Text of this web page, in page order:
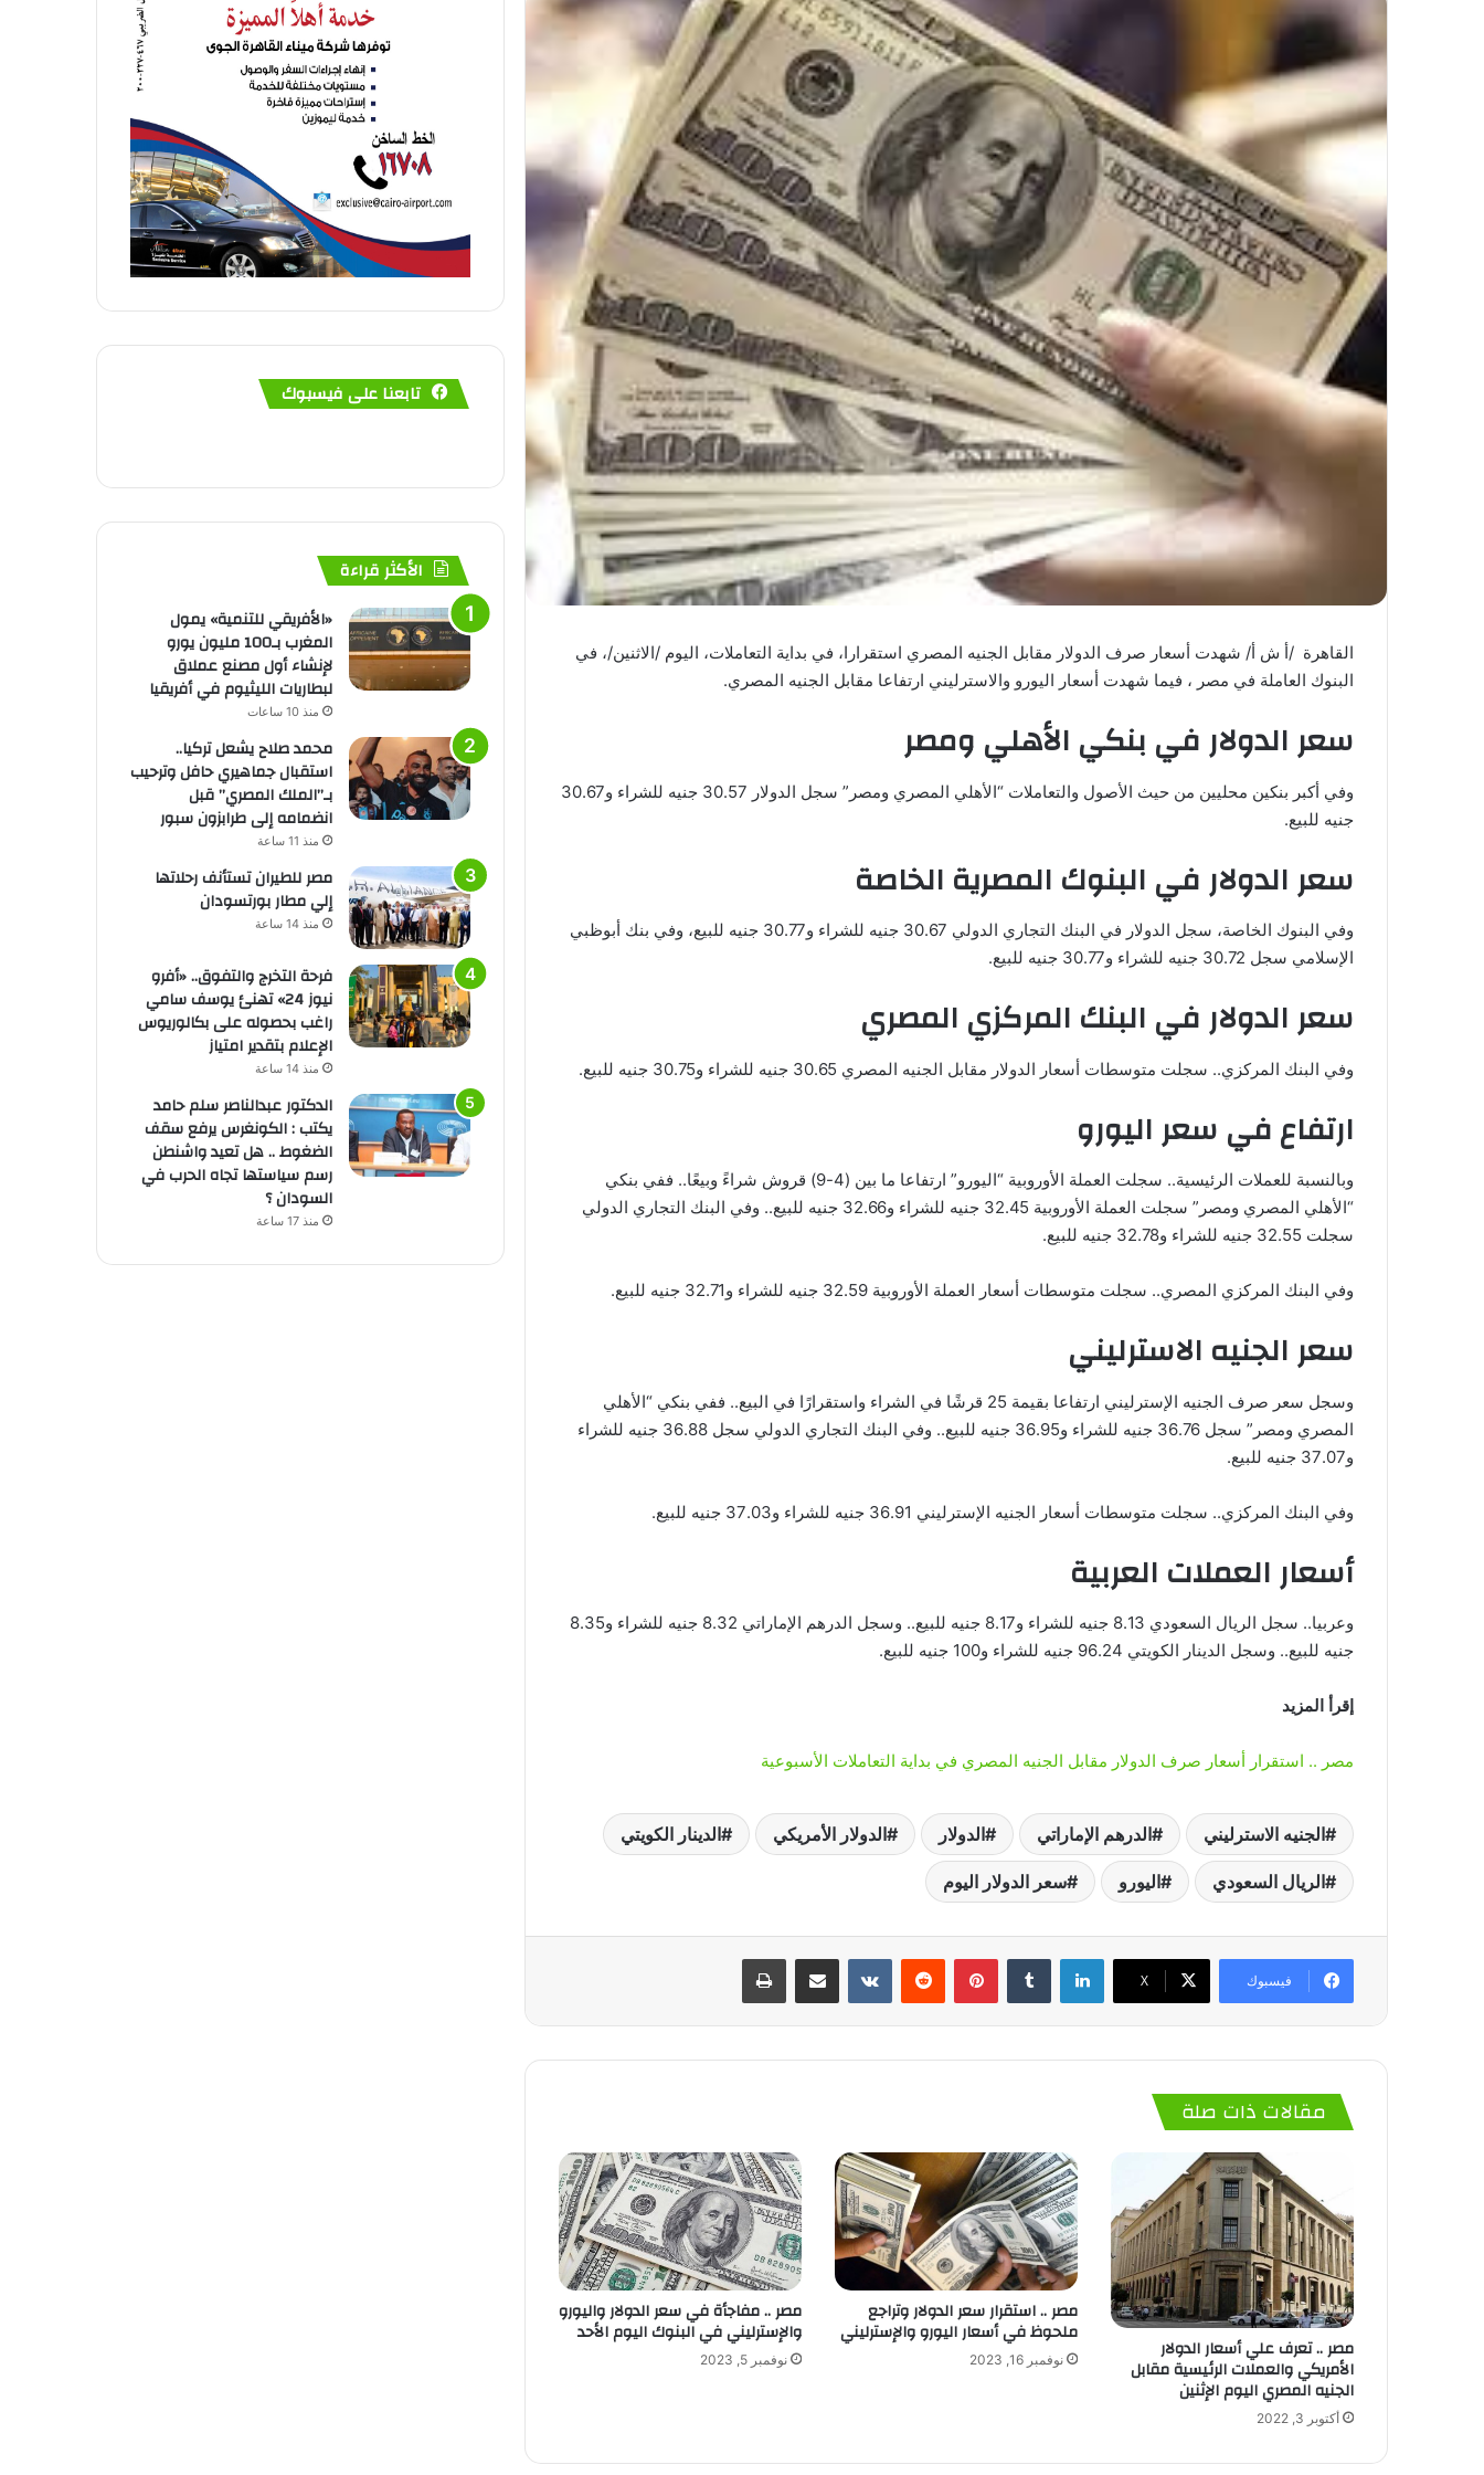
القاهرة /أ ش أ/ شهدت أسعار صرف الدولار مقابل الجنيه المصري استقرارا، في بداية التعاملات، اليوم /الاثنين/، في
البنوك العاملة في مصر ، فيما شهدت أسعار اليورو والاسترليني ارتفاعا مقابل الجنيه المصري.
سعر الدولار في بنكي الأهلي ومصر
وفي أكبر بنكين محليين من حيث الأصول والتعاملات “الأهلي المصري ومصر” سجل الدولار 30.57 جنيه للشراء و30.67
جنيه للبيع.
سعر الدولار في البنوك المصرية الخاصة
وفي البنوك الخاصة، سجل الدولار في البنك التجاري الدولي 30.67 جنيه للشراء و30.77 جنيه للبيع، وفي بنك أبوظبي
الإسلامي سجل 30.72 جنيه للشراء و30.77 جنيه للبيع.
سعر الدولار في البنك المركزي المصري
وفي البنك المركزي.. سجلت متوسطات أسعار الدولار مقابل الجنيه المصري 30.65 جنيه للشراء و30.75 جنيه للبيع.
ارتفاع في سعر اليورو
وبالنسبة للعملات الرئيسية.. سجلت العملة الأوروبية “اليورو” ارتفاعا ما بين (4-9) قروش شراءً وبيعًا.. ففي بنكي
“الأهلي المصري ومصر” سجلت العملة الأوروبية 32.45 جنيه للشراء و32.66 جنيه للبيع.. وفي البنك التجاري الدولي
سجلت 32.55 جنيه للشراء و32.78 جنيه للبيع.
وفي البنك المركزي المصري.. سجلت متوسطات أسعار العملة الأوروبية 32.59 جنيه للشراء و32.71 جنيه للبيع.
سعر الجنيه الاسترليني
وسجل سعر صرف الجنيه الإسترليني ارتفاعا بقيمة 25 قرشًا في الشراء واستقرارًا في البيع.. ففي بنكي “الأهلي
المصري ومصر” سجل 36.76 جنيه للشراء و36.95 جنيه للبيع.. وفي البنك التجاري الدولي سجل 36.88 جنيه للشراء
و37.07 جنيه للبيع.
وفي البنك المركزي.. سجلت متوسطات أسعار الجنيه الإسترليني 36.91 جنيه للشراء و37.03 جنيه للبيع.
أسعار العملات العربية
وعربيا.. سجل الريال السعودي 8.13 جنيه للشراء و8.17 جنيه للبيع.. وسجل الدرهم الإماراتي 8.32 جنيه للشراء و8.35
جنيه للبيع.. وسجل الدينار الكويتي 96.24 جنيه للشراء و100 جنيه للبيع.
إقرأ المزيد
مصر .. استقرار أسعار صرف الدولار مقابل الجنيه المصري في بداية التعاملات الأسبوعية
الجنيه الاسترليني الدرهم الإماراتي الدولار الدولار الأمريكي الدينار الكويتي
الريال السعودي اليورو سعر الدولار اليوم
فيسبوك ‫X
لينكدإن بينتيريست
مقالات ذات صلة
مصر .. تعرف علي أسعار الدولار
الأمريكي والعملات الرئيسية مقابل
الجنيه المصري اليوم الإثنين
أكتوبر 3, 2022
مصر .. استقرار سعر الدولار وتراجع
ملحوظ في أسعار اليورو والإسترليني
نوفمبر 16, 2023
مصر .. مفاجأة في سعر الدولار واليورو
والإسترليني في البنوك اليوم الأحد
نوفمبر 5, 2023
تابعنا على فيسبوك
الأكثر قراءة
«الأفريقي للتنمية» يمول
المغرب بـ100 مليون يورو
لإنشاء أول مصنع عملاق
لبطاريات الليثيوم في أفريقيا
منذ 10 ساعات
محمد صلاح يشعل تركيا..
استقبال جماهيري حافل وترحيب
بـ”الملك المصري” قبل
انضمامه إلى طرابزون سبور
منذ 11 ساعة
مصر للطيران تستأنف رحلاتها
إلي مطار بورتسودان
منذ 14 ساعة
فرحة التخرج والتفوق.. «أفرو
نيوز 24» تهنئ يوسف سامي
راغب بحصوله على بكالوريوس
الإعلام بتقدير امتياز
منذ 14 ساعة
الدكتور عبدالناصر سلم حامد
يكتب : الكونغرس يرفع سقف
الضغوط .. هل تعيد واشنطن
رسم سياستها تجاه الحرب في
السودان ؟
منذ 17 ساعة